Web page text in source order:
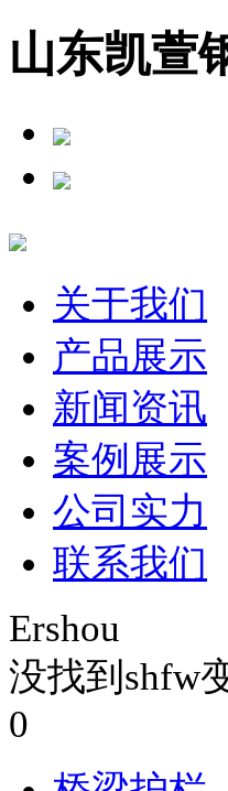
山东凯萱
关于我们
产品展示
新闻资讯
案例展示
公司实力
联系我们
Ershou
没找到shfw
0